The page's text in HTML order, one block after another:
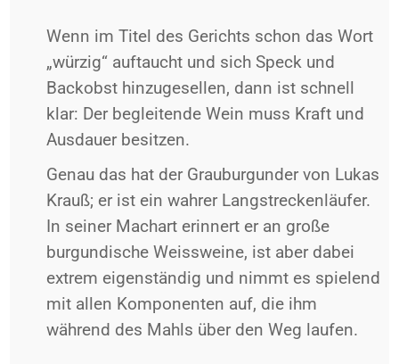
Wenn im Titel des Gerichts schon das Wort
„würzig“ auftaucht und sich Speck und
Backobst hinzugesellen, dann ist schnell
klar: Der begleitende Wein muss Kraft und
Ausdauer besitzen.
Genau das hat der Grauburgunder von Lukas
Krauß; er ist ein wahrer Langstreckenläufer.
In seiner Machart erinnert er an große
burgundische Weissweine, ist aber dabei
extrem eigenständig und nimmt es spielend
mit allen Komponenten auf, die ihm
während des Mahls über den Weg laufen.